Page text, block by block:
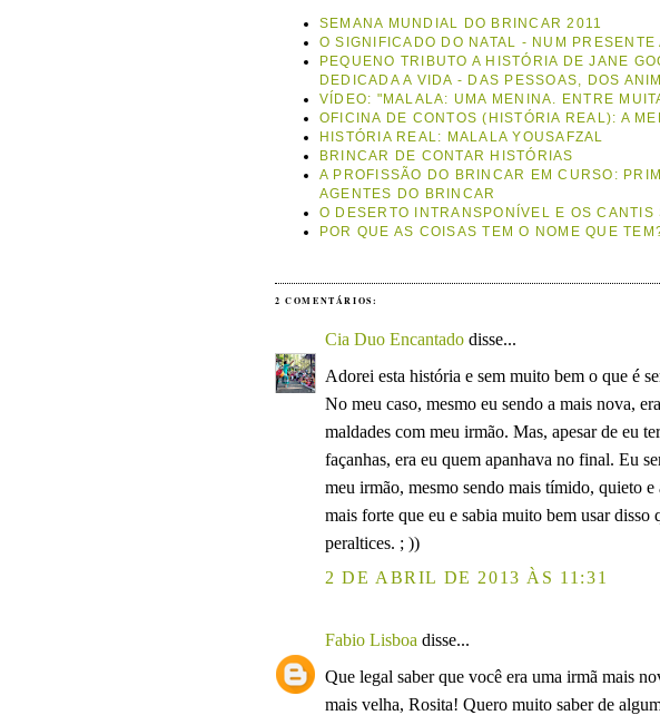
SEMANA MUNDIAL DO BRINCAR 2011
O SIGNIFICADO DO NATAL - NUM PRESENTE
PEQUENO TRIBUTO A HISTÓRIA DE JANE
DEDICADA A VIDA - DAS PESSOAS, DOS
VÍDEO: "MALALA: UMA MENINA. ENTRE
OFICINA DE CONTOS (HISTÓRIA REAL): A
HISTÓRIA REAL: MALALA YOUSAFZAL
BRINCAR DE CONTAR HISTÓRIAS
A PROFISSÃO DO BRINCAR EM CURSO:
AGENTES DO BRINCAR
O DESERTO INTRANSPONÍVEL E OS CANTIS
POR QUE AS COISAS TEM O NOME QUE
2 COMENTÁRIOS:
Cia Duo Encantado disse...
Adorei esta história e sem muito bem o que é
No meu caso, mesmo eu sendo a mais nova,
maldades com meu irmão. Mas, apesar de eu
façanhas, era eu quem apanhava no final. Eu
meu irmão, mesmo sendo mais tímido, quieto e
mais forte que eu e sabia muito bem usar disso
peraltices. ; ))
2 DE ABRIL DE 2013 ÀS 11:31
Fabio Lisboa disse...
Que legal saber que você era uma irmã mais
mais velha, Rosita! Quero muito saber de